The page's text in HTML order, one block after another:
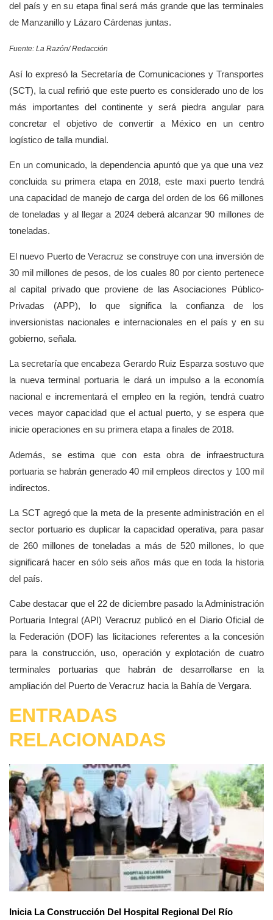
del país y en su etapa final será más grande que las terminales
de Manzanillo y Lázaro Cárdenas juntas.
Fuente: La Razón/ Redacción
Así lo expresó la Secretaría de Comunicaciones y Transportes
(SCT), la cual refirió que este puerto es considerado uno de los
más importantes del continente y será piedra angular para
concretar el objetivo de convertir a México en un centro
logístico de talla mundial.
En un comunicado, la dependencia apuntó que ya que una vez
concluida su primera etapa en 2018, este maxi puerto tendrá
una capacidad de manejo de carga del orden de los 66 millones
de toneladas y al llegar a 2024 deberá alcanzar 90 millones de
toneladas.
El nuevo Puerto de Veracruz se construye con una inversión de
30 mil millones de pesos, de los cuales 80 por ciento pertenece
al capital privado que proviene de las Asociaciones Público-
Privadas (APP), lo que significa la confianza de los
inversionistas nacionales e internacionales en el país y en su
gobierno, señala.
La secretaría que encabeza Gerardo Ruiz Esparza sostuvo que
la nueva terminal portuaria le dará un impulso a la economía
nacional e incrementará el empleo en la región, tendrá cuatro
veces mayor capacidad que el actual puerto, y se espera que
inicie operaciones en su primera etapa a finales de 2018.
Además, se estima que con esta obra de infraestructura
portuaria se habrán generado 40 mil empleos directos y 100 mil
indirectos.
La SCT agregó que la meta de la presente administración en el
sector portuario es duplicar la capacidad operativa, para pasar
de 260 millones de toneladas a más de 520 millones, lo que
significará hacer en sólo seis años más que en toda la historia
del país.
Cabe destacar que el 22 de diciembre pasado la Administración
Portuaria Integral (API) Veracruz publicó en el Diario Oficial de
la Federación (DOF) las licitaciones referentes a la concesión
para la construcción, uso, operación y explotación de cuatro
terminales portuarias que habrán de desarrollarse en la
ampliación del Puerto de Veracruz hacia la Bahía de Vergara.
ENTRADAS
RELACIONADAS
Inicia La Construcción Del Hospital Regional Del Río